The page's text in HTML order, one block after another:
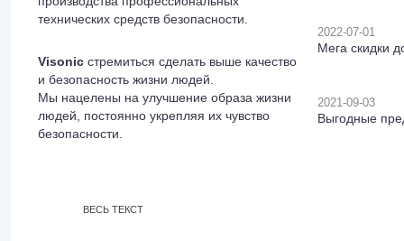
технических средств безопасности.
Visonic стремиться сделать выше качество
и безопасность жизни людей.
Мы нацелены на улучшение образа жизни
людей, постоянно укрепляя их чувство
безопасности.
ВЕСЬ ТЕКСТ
2022-07-01
Мега скидки
2021-09-03
Выгодные